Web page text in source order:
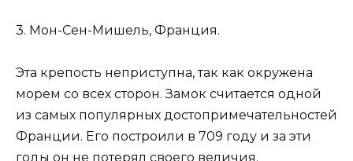
3. Мон-Сен-Мишель, Франция.
Эта крепость неприступна, так как окружена
морем со всех сторон. Замок считается одной
из самых популярных достопримечательностей
Франции. Его построили в 709 году и за эти
годы он не потерял своего величия.